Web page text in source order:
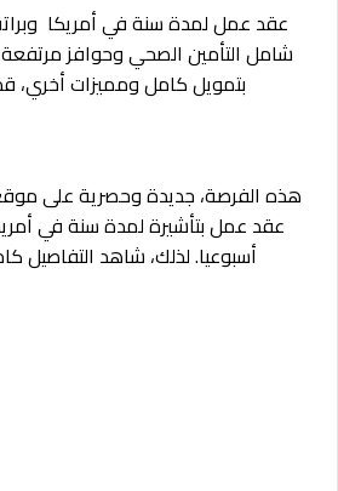
عقد عمل لمدة سنة في أمريكا
شامل التأمين الصحي وحوافز
بتمويل كامل ومميزات أخري،
هذه الفرصة، جديدة وحصرية على
أسبوعيا. لذلك، شاهد التفاصيل